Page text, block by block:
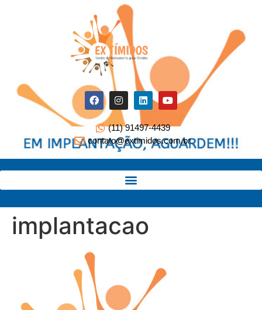
(11) 91497-4439
contato@extimidos.com.br
implantacao